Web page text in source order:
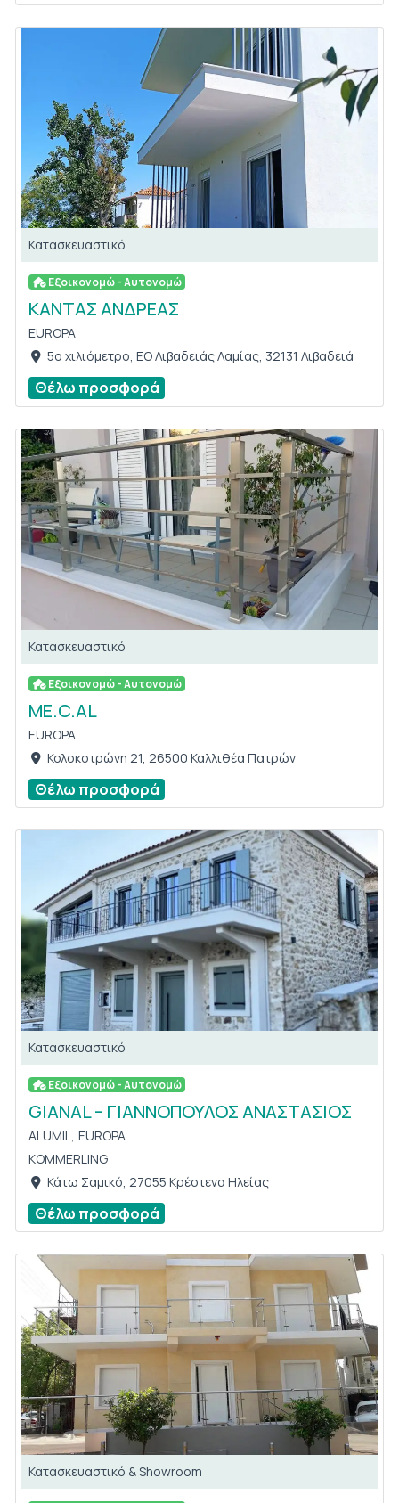
Κατασκευαστικό
Εξοικονομώ - Αυτονομώ
KΑΝΤΑΣ ΑΝΔΡΕΑΣ
EUROPA
5ο χιλιόμετρο, ΕΟ Λιβαδειάς Λαμίας, 32131 Λιβαδειά
Θέλω προσφορά
Κατασκευαστικό
Εξοικονομώ - Αυτονομώ
ME.C.AL
EUROPA
Κολοκοτρώνη 21, 26500 Καλλιθέα Πατρών
Θέλω προσφορά
Κατασκευαστικό
Εξοικονομώ - Αυτονομώ
GIANAL – ΓΙΑΝΝΟΠΟΥΛΟΣ ΑΝΑΣΤΑΣΙΟΣ
ALUMIL, EUROPA
KOMMERLING
Κάτω Σαμικό, 27055 Κρέστενα Ηλείας
Θέλω προσφορά
Κατασκευαστικό & Showroom